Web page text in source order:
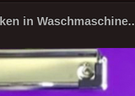
in Waschmaschine..